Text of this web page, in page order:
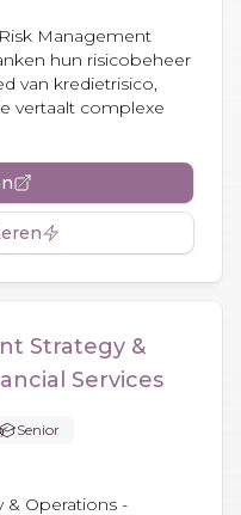
Management
hun risicobeheer
van kredietrisico,
vertaalt complexe
Strategy &
Services
Senior
& Operations -